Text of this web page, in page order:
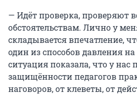
— Идёт проверка, проверяют
обстоятельствам. Лично у
складывается впечатление,
один из способов давления
ситуация показала, что у нас
защищённости педагогов
наговоров, от клеветы, от